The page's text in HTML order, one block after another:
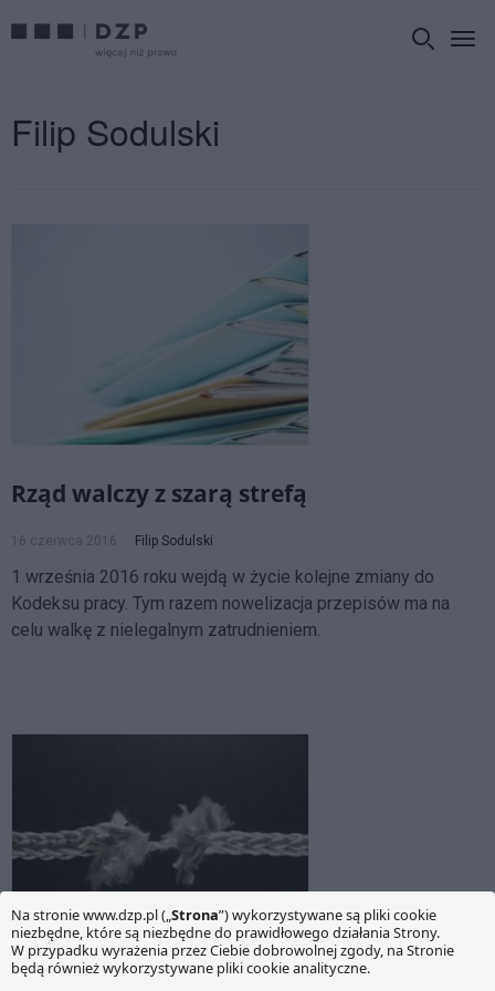
Filip Sodulski
Rząd walczy z szarą strefą
16 czerwca 2016 Filip Sodulski
1 września 2016 roku wejdą w życie kolejne zmiany do
Kodeksu pracy. Tym razem nowelizacja przepisów ma na
celu walkę z nielegalnym zatrudnieniem.